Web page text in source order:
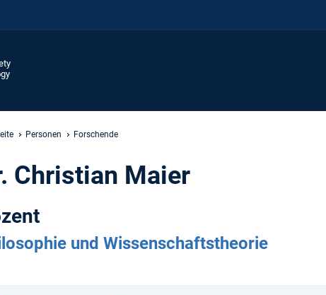
Personen Forschende
Christian Maier
und Wissenschaftstheorie